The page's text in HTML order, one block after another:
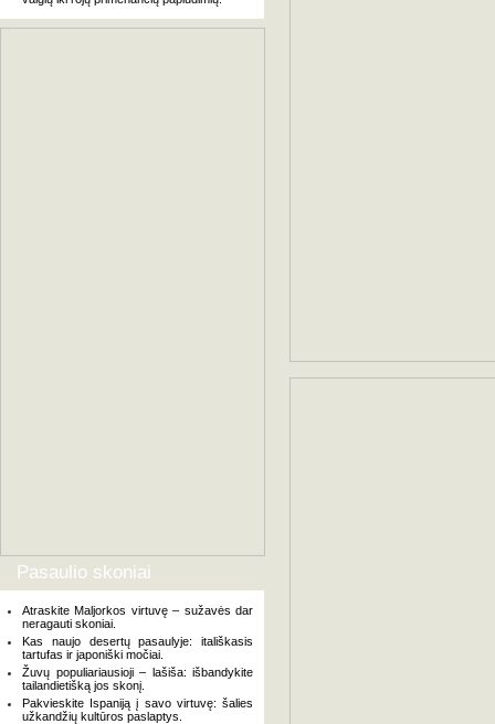
Pasaulio skoniai
Atraskite Maljorkos virtuvę – sužavės dar
neragauti skoniai.
Kas naujo desertų pasaulyje: itališkasis
tartufas ir japoniški močiai.
Žuvų populiariausioji – lašiša: išbandykite
tailandietišką jos skonį.
Pakvieskite Ispaniją į savo virtuvę: šalies
užkandžių kultūros paslaptys.